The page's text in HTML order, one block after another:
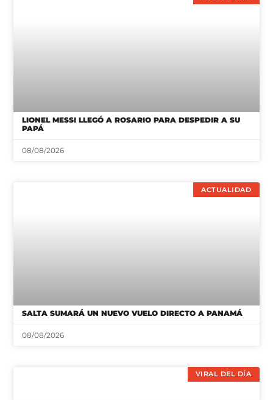
LIONEL MESSI LLEGÓ A ROSARIO PARA DESPEDIR A SU
PAPÁ
08/08/2026
ACTUALIDAD
SALTA SUMARÁ UN NUEVO VUELO DIRECTO A PANAMÁ
08/08/2026
VIRAL DEL DÍA